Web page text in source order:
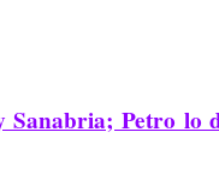
Sanabria; Petro lo